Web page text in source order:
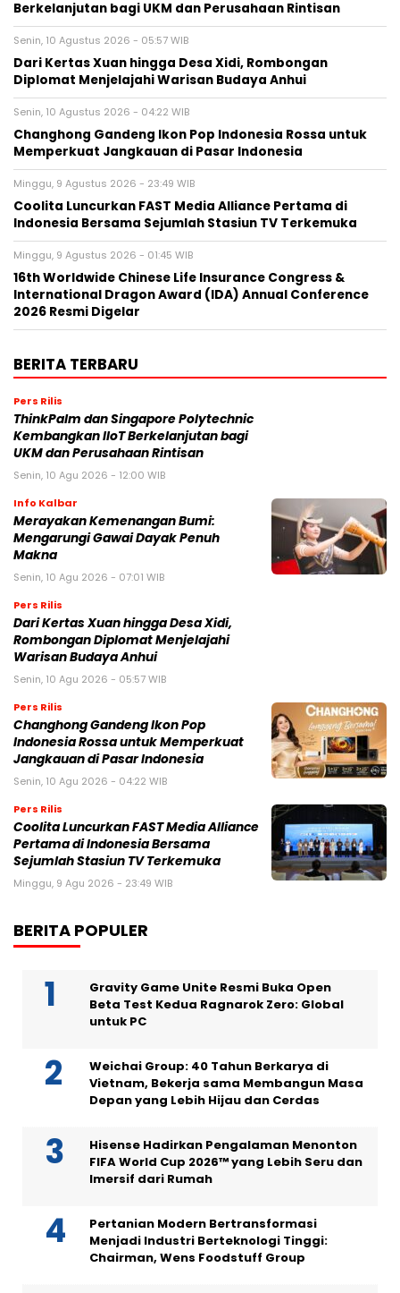
Berkelanjutan bagi UKM dan Perusahaan Rintisan
Senin, 10 Agustus 2026 - 05:57 WIB
Dari Kertas Xuan hingga Desa Xidi, Rombongan
Diplomat Menjelajahi Warisan Budaya Anhui
Senin, 10 Agustus 2026 - 04:22 WIB
Changhong Gandeng Ikon Pop Indonesia Rossa untuk
Memperkuat Jangkauan di Pasar Indonesia
Minggu, 9 Agustus 2026 - 23:49 WIB
Coolita Luncurkan FAST Media Alliance Pertama di
Indonesia Bersama Sejumlah Stasiun TV Terkemuka
Minggu, 9 Agustus 2026 - 01:45 WIB
16th Worldwide Chinese Life Insurance Congress &
International Dragon Award (IDA) Annual Conference
2026 Resmi Digelar
BERITA TERBARU
Pers Rilis
ThinkPalm dan Singapore Polytechnic
Kembangkan IIoT Berkelanjutan bagi
UKM dan Perusahaan Rintisan
Senin, 10 Agu 2026 - 12:00 WIB
Info Kalbar
Merayakan Kemenangan Bumi:
Mengarungi Gawai Dayak Penuh
Makna
Senin, 10 Agu 2026 - 07:01 WIB
Pers Rilis
Dari Kertas Xuan hingga Desa Xidi,
Rombongan Diplomat Menjelajahi
Warisan Budaya Anhui
Senin, 10 Agu 2026 - 05:57 WIB
Pers Rilis
Changhong Gandeng Ikon Pop
Indonesia Rossa untuk Memperkuat
Jangkauan di Pasar Indonesia
Senin, 10 Agu 2026 - 04:22 WIB
Pers Rilis
Coolita Luncurkan FAST Media Alliance
Pertama di Indonesia Bersama
Sejumlah Stasiun TV Terkemuka
Minggu, 9 Agu 2026 - 23:49 WIB
BERITA POPULER
Gravity Game Unite Resmi Buka Open
Beta Test Kedua Ragnarok Zero: Global
untuk PC
Weichai Group: 40 Tahun Berkarya di
Vietnam, Bekerja sama Membangun Masa
Depan yang Lebih Hijau dan Cerdas
Hisense Hadirkan Pengalaman Menonton
FIFA World Cup 2026™ yang Lebih Seru dan
Imersif dari Rumah
Pertanian Modern Bertransformasi
Menjadi Industri Berteknologi Tinggi:
Chairman, Wens Foodstuff Group